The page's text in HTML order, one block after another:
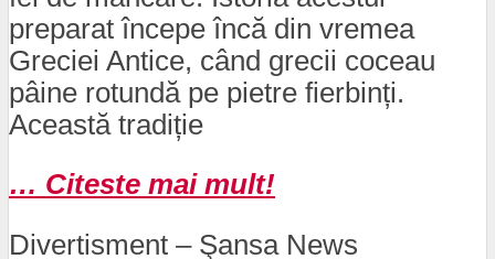
preparat începe încă din vremea
Greciei Antice, când grecii coceau
pâine rotundă pe pietre fierbinți.
Această tradiție
… Citeste mai mult!
Divertisment – Şansa News